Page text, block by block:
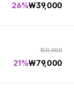
₩39,000
26%
100,000
₩79,000
21%